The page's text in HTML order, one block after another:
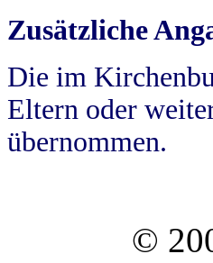
Zusätzliche
Die im
Eltern oder
übernommen.
©